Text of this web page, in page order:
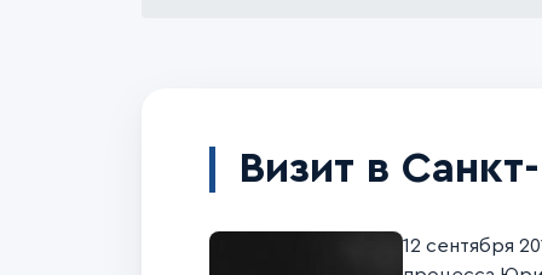
Визит в
12 сентября